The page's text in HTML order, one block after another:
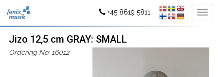
+45 8619 5811
Jizo 12,5 cm GRAY: SMALL
Ordering No: 16012